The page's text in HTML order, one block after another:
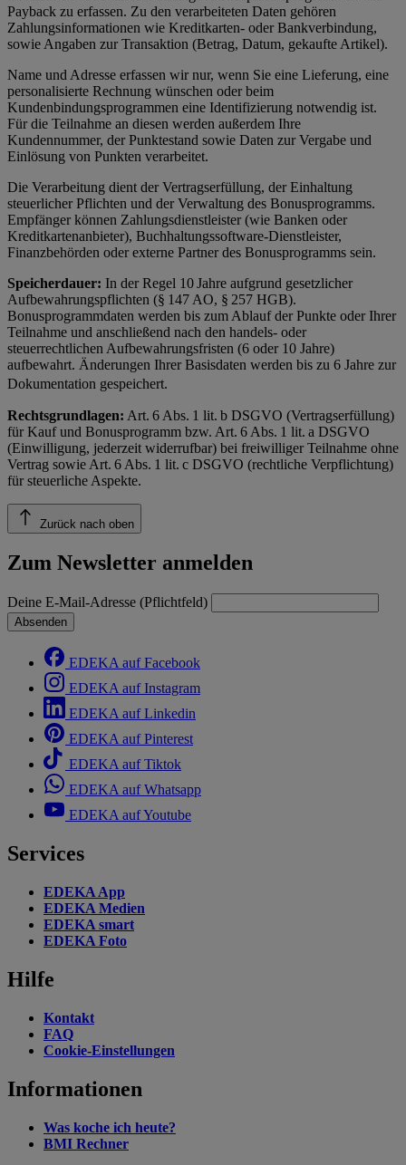
Payback zu erfassen. Zu den verarbeiteten Daten gehören
Zahlungsinformationen wie Kreditkarten- oder Bankverbindung,
sowie Angaben zur Transaktion (Betrag, Datum, gekaufte Artikel).
Name und Adresse erfassen wir nur, wenn Sie eine Lieferung, eine
personalisierte Rechnung wünschen oder beim
Kundenbindungsprogrammen eine Identifizierung notwendig ist.
Für die Teilnahme an diesen werden außerdem Ihre
Kundennummer, der Punktestand sowie Daten zur Vergabe und
Einlösung von Punkten verarbeitet.
Die Verarbeitung dient der Vertragserfüllung, der Einhaltung
steuerlicher Pflichten und der Verwaltung des Bonusprogramms.
Empfänger können Zahlungsdienstleister (wie Banken oder
Kreditkartenanbieter), Buchhaltungssoftware-Dienstleister,
Finanzbehörden oder externe Partner des Bonusprogramms sein.
Speicherdauer: In der Regel 10 Jahre aufgrund gesetzlicher
Aufbewahrungspflichten (§ 147 AO, § 257 HGB).
Bonusprogrammdaten werden bis zum Ablauf der Punkte oder Ihrer
Teilnahme und anschließend nach den handels- oder
steuerrechtlichen Aufbewahrungsfristen (6 oder 10 Jahre)
aufbewahrt. Änderungen Ihrer Basisdaten werden bis zu 6 Jahre zur
Dokumentation gespeichert.
Rechtsgrundlagen: Art. 6 Abs. 1 lit. b DSGVO (Vertragserfüllung)
für Kauf und Bonusprogramm bzw. Art. 6 Abs. 1 lit. a DSGVO
(Einwilligung, jederzeit widerrufbar) bei freiwilliger Teilnahme ohne
Vertrag sowie Art. 6 Abs. 1 lit. c DSGVO (rechtliche Verpflichtung)
für steuerliche Aspekte.
Zurück nach oben
Zum Newsletter anmelden
Deine E-Mail-Adresse (Pflichtfeld)
Absenden
EDEKA auf Facebook
EDEKA auf Instagram
EDEKA auf Linkedin
EDEKA auf Pinterest
EDEKA auf Tiktok
EDEKA auf Whatsapp
EDEKA auf Youtube
Services
EDEKA App
EDEKA Medien
EDEKA smart
EDEKA Foto
Hilfe
Kontakt
FAQ
Cookie-Einstellungen
Informationen
Was koche ich heute?
BMI Rechner